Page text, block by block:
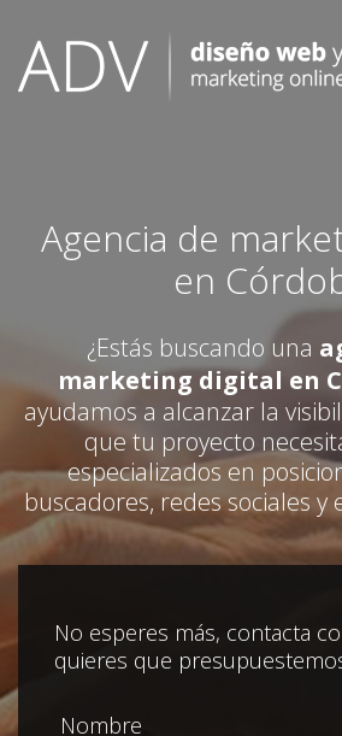
content
Agencia de
en
¿Estás buscando una
marketing digital en
ayudamos a alcanzar la
que tu proyecto
especializados en
buscadores, redes sociales
No esperes más, contacta
quieres que